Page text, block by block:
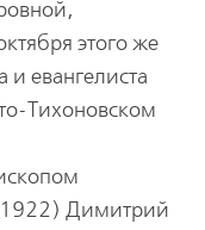
этого же
и евангелиста
Тихоновском
1922) Димитрий